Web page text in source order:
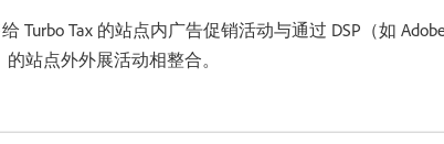
Turbo Tax 的站点内广告促销活动与通过 DSP（如
的站点外外展活动相整合。